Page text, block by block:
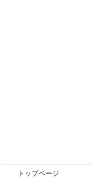
トップページ